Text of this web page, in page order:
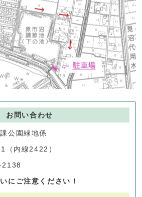
お問い合わせ
公園緑地係
内線2422）
2138
にご注意ください！